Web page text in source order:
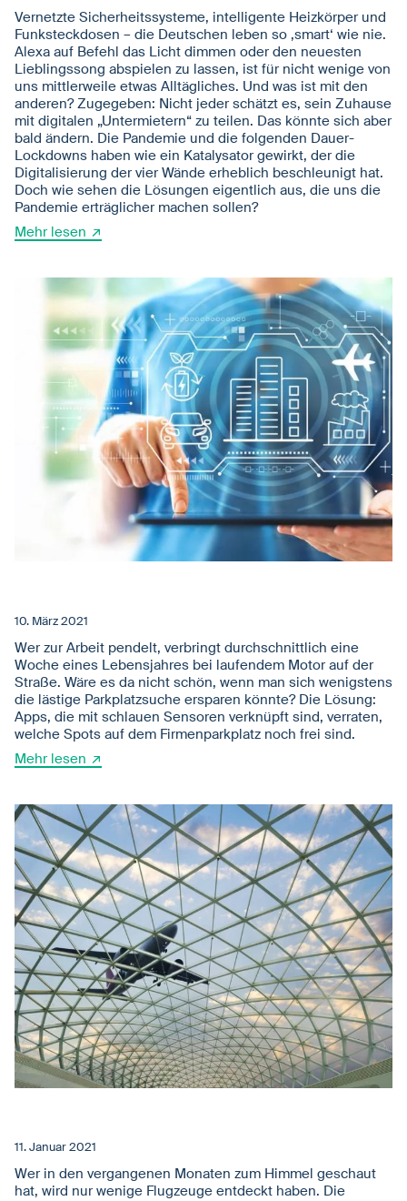
Vernetzte Sicherheitssysteme, intelligente Heizkörper und
Funksteckdosen – die Deutschen leben so ‚smart‘ wie nie.
Alexa auf Befehl das Licht dimmen oder den neuesten
Lieblingssong abspielen zu lassen, ist für nicht wenige von
uns mittlerweile etwas Alltägliches. Und was ist mit den
anderen? Zugegeben: Nicht jeder schätzt es, sein Zuhause
mit digitalen „Untermietern“ zu teilen. Das könnte sich aber
bald ändern. Die Pandemie und die folgenden Dauer-
Lockdowns haben wie ein Katalysator gewirkt, der die
Digitalisierung der vier Wände erheblich beschleunigt hat.
Doch wie sehen die Lösungen eigentlich aus, die uns die
Pandemie erträglicher machen sollen?
Mehr lesen
10. März 2021
Wer zur Arbeit pendelt, verbringt durchschnittlich eine
Woche eines Lebensjahres bei laufendem Motor auf der
Straße. Wäre es da nicht schön, wenn man sich wenigstens
die lästige Parkplatzsuche ersparen könnte? Die Lösung:
Apps, die mit schlauen Sensoren verknüpft sind, verraten,
welche Spots auf dem Firmenparkplatz noch frei sind.
Mehr lesen
11. Januar 2021
Wer in den vergangenen Monaten zum Himmel geschaut
hat, wird nur wenige Flugzeuge entdeckt haben. Die